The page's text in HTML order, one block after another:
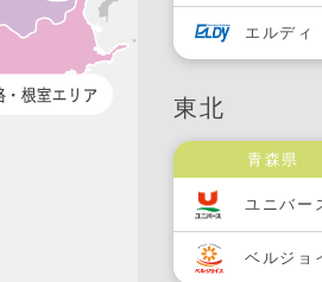
エルディ
東北
青森県
ユニバー
ベルジョ